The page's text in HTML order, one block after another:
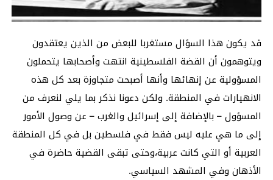
قد يكون هذا السؤال مستغربا للبعض من الذين يعتقدون
ويتوهمون أن القضة الفلسطينية انتهت وأصحابها يتحملون
المسؤولية عن إنهائها وأنها أصبحت متجاوزة بعد كل هذه
الانهيارات في المنطقة. ولكن دعونا نذكر بما يلي لنعرف من
المسؤول – بالإضافة إلى إسرائيل والغرب – عن وصول الأمور
إلى ما هي عليه ليس فقط في فلسطين بل في كل المنطقة
العربية أو التي كانت عربية،وحتى تبقى القضية حاضرة في
الأذهان وفي المشهد السياسي.